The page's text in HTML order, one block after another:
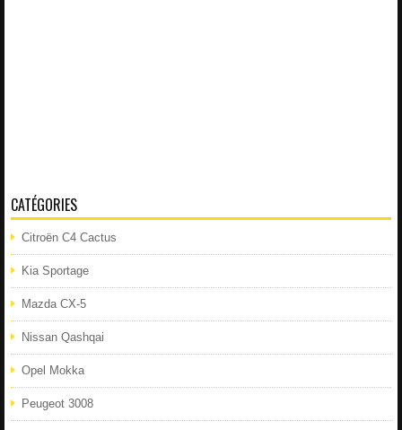
CATÉGORIES
Citroën C4 Cactus
Kia Sportage
Mazda CX-5
Nissan Qashqai
Opel Mokka
Peugeot 3008